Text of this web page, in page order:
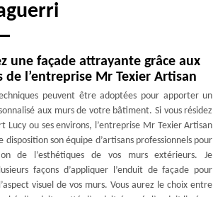
une façade attrayante grâce aux
de l’entreprise Mr Texier Artisan
peuvent être adoptées pour apporter un
aux murs de votre bâtiment. Si vous résidez
Lucy ou ses environs, l’entreprise Mr Texier Artisan
disposition son équipe d’artisans professionnels pour
de l’esthétiques de vos murs extérieurs. Je
façons d’appliquer l’enduit de façade pour
visuel de vos murs. Vous aurez le choix entre